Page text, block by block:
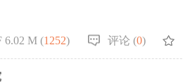
6.02 M (1252) 评论 (0)